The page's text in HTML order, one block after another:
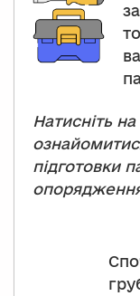
Натисніть
підготовки